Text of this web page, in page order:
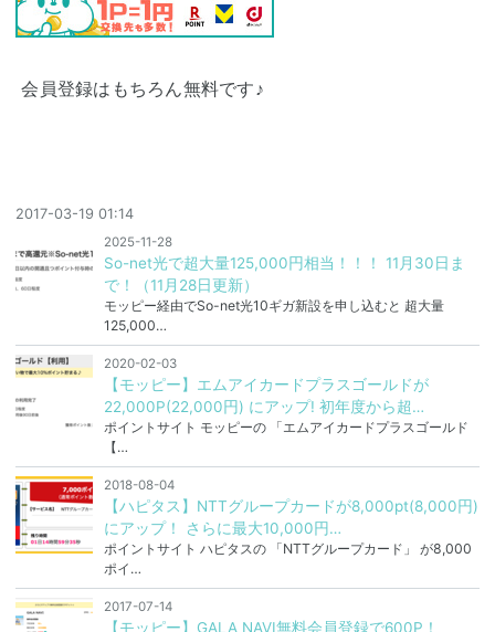
会員登録はもちろん無料です♪
2017-03-19 01:14
2025-11-28
So-net光で超大量125,000円相当！！！ 11月30日ま
で！（11月28日更新）
モッピー経由でSo-net光10ギガ新設を申し込むと 超大量
125,000…
2020-02-03
【モッピー】エムアイカードプラスゴールドが
22,000P(22,000円) にアップ! 初年度から超…
ポイントサイト モッピーの 「エムアイカードプラスゴールド
【…
2018-08-04
【ハピタス】NTTグループカードが8,000pt(8,000円)
にアップ！ さらに最大10,000円…
ポイントサイト ハピタスの 「NTTグループカード」 が8,000
ポイ…
2017-07-14
【モッピー】GALA NAVI無料会員登録で600P！